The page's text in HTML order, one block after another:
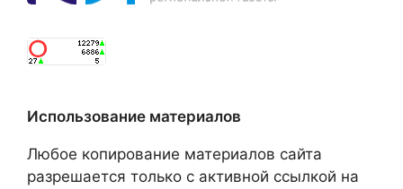
Использование материалов
Любое копирование материалов сайта
разрешается только с активной ссылкой на